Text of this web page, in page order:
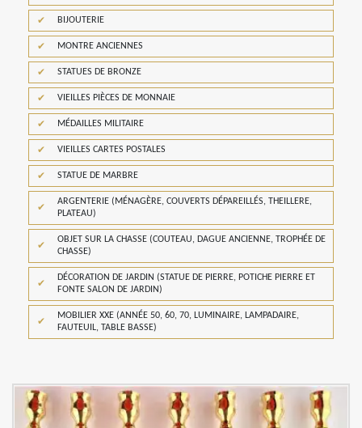
BIJOUTERIE
MONTRE ANCIENNES
STATUES DE BRONZE
VIEILLES PIÈCES DE MONNAIE
MÉDAILLES MILITAIRE
VIEILLES CARTES POSTALES
STATUE DE MARBRE
ARGENTERIE (MÉNAGÈRE, COUVERTS DÉPAREILLÉS, THEILLERE,
PLATEAU)
OBJET SUR LA CHASSE (COUTEAU, DAGUE ANCIENNE, TROPHÉE DE
CHASSE)
DÉCORATION DE JARDIN (STATUE DE PIERRE, POTICHE PIERRE ET
FONTE SALON DE JARDIN)
MOBILIER XXE (ANNÉE 50, 60, 70, LUMINAIRE, LAMPADAIRE,
FAUTEUIL, TABLE BASSE)